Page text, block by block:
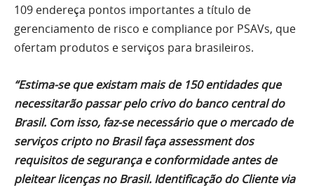
109 endereça pontos importantes a título de
gerenciamento de risco e compliance por PSAVs, que
ofertam produtos e serviços para brasileiros.
“Estima-se que existam mais de 150 entidades que
necessitarão passar pelo crivo do banco central do
Brasil. Com isso, faz-se necessário que o mercado de
serviços cripto no Brasil faça assessment dos
requisitos de segurança e conformidade antes de
pleitear licenças no Brasil. Identificação do Cliente via